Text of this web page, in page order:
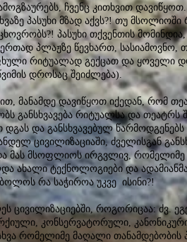
ჩვენც კითხვით
პასუხი მზად აქვს?! თუ
პასუხი თქვენთის
პლაჟზე წევხართ, სასიამოვნო,
რიტუალად გექცათ და ყოველი
დროსაც შეიძლება).
მანამდე დავიწყოთ იქედან, რომ
განსხვავება რიტუალსა და
დგას და განსხვავებულ
ცივილიზაციაში, ძველისგან
მას მსოფლიოს ირგვლივ, რომელიმე
ახალი ტექნოლოგიები და
რა საჭიროა უკვე ისინი?!
ცივილიზაციებში, როგორიცაა: ძვ.
კონსერვატორული,
რომელიმე მაღალი